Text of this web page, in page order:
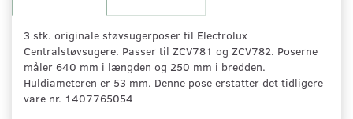
3 stk. originale støvsugerposer til Electrolux
Centralstøvsugere. Passer til ZCV781 og ZCV782. Poserne
måler 640 mm i længden og 250 mm i bredden.
Huldiameteren er 53 mm. Denne pose erstatter det tidligere
vare nr. 1407765054